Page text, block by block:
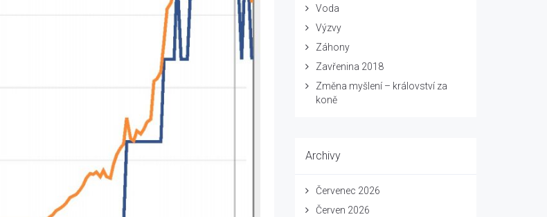
Voda
Výzvy
Záhony
Zavřenina 2018
Změna myšlení – království za
koně
Archivy
Červenec 2026
Červen 2026